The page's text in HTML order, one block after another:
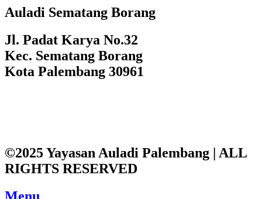
Auladi Sematang Borang
Jl. Padat Karya No.32
Kec. Sematang Borang
Kota Palembang 30961
©2025 Yayasan Auladi Palembang | ALL
RIGHTS RESERVED
Menu